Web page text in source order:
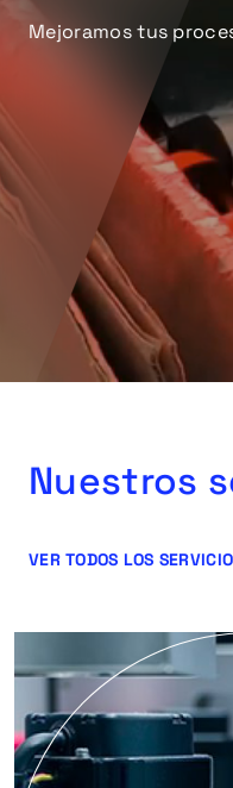
Mejoramos tus
Nuestros
VER TODOS LOS